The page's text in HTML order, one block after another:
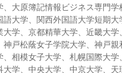
、大原簿記情報ビジネス専門
語大学、関西外国語大学短期
大学、京都精華大学、近畿大
神戸松蔭女子学院大学、神戸
、相模女子大学、札幌国際大
大学、中央大学、中京大学、